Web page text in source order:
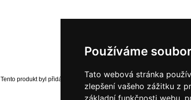
Používáme
Tato webová stránka
zlepšení vašeho zážitku z
základní funkčnosti webu
Tento produkt byl přidán do našeho katalogu dne Monday 30 October,